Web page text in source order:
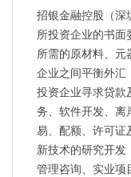
招银金融控股（深
所投资企业的书面
所需的原材料、元
企业之间平衡外汇
投资企业寻求贷款
务、软件开发、离
易、配额、许可证
新技术的研究开发
管理咨询、实业项